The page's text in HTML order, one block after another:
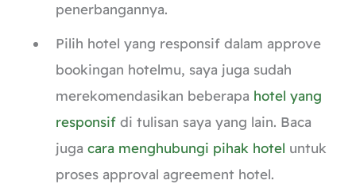
penerbangannya.
Pilih hotel yang responsif dalam approve
bookingan hotelmu, saya juga sudah
merekomendasikan beberapa hotel yang
responsif di tulisan saya yang lain. Baca
juga cara menghubungi pihak hotel untuk
proses approval agreement hotel.